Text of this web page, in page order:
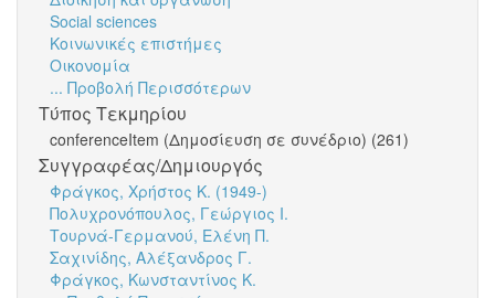
Social sciences
Κοινωνικές επιστήμες
Οικονομία
... Προβολή Περισσότερων
Τύπος Τεκμηρίου
conferenceItem (Δημοσίευση σε συνέδριο) (261)
Συγγραφέας/Δημιουργός
Φράγκος, Χρήστος Κ. (1949-)
Πολυχρονόπουλος, Γεώργιος Ι.
Τουρνά-Γερμανού, Ελένη Π.
Σαχινίδης, Αλέξανδρος Γ.
Φράγκος, Κωνσταντίνος Κ.